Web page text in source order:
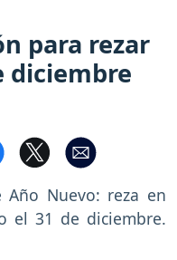
para rezar
diciembre